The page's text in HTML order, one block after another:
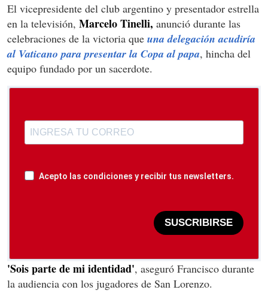
El vicepresidente del club argentino y presentador estrella
en la televisión, Marcelo Tinelli, anunció durante las
celebraciones de la victoria que una delegación acudiría
al Vaticano para presentar la Copa al papa, hincha del
equipo fundado por un sacerdote.
Acepto las condiciones y recibir tus newsletters.
SUSCRIBIRSE
'Sois parte de mi identidad', aseguró Francisco durante
la audiencia con los jugadores de San Lorenzo.